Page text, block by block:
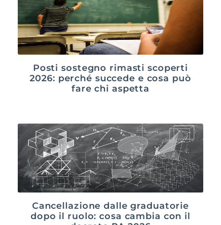
Posti sostegno rimasti scoperti
2026: perché succede e cosa può
fare chi aspetta
Cancellazione dalle graduatorie
dopo il ruolo: cosa cambia con il